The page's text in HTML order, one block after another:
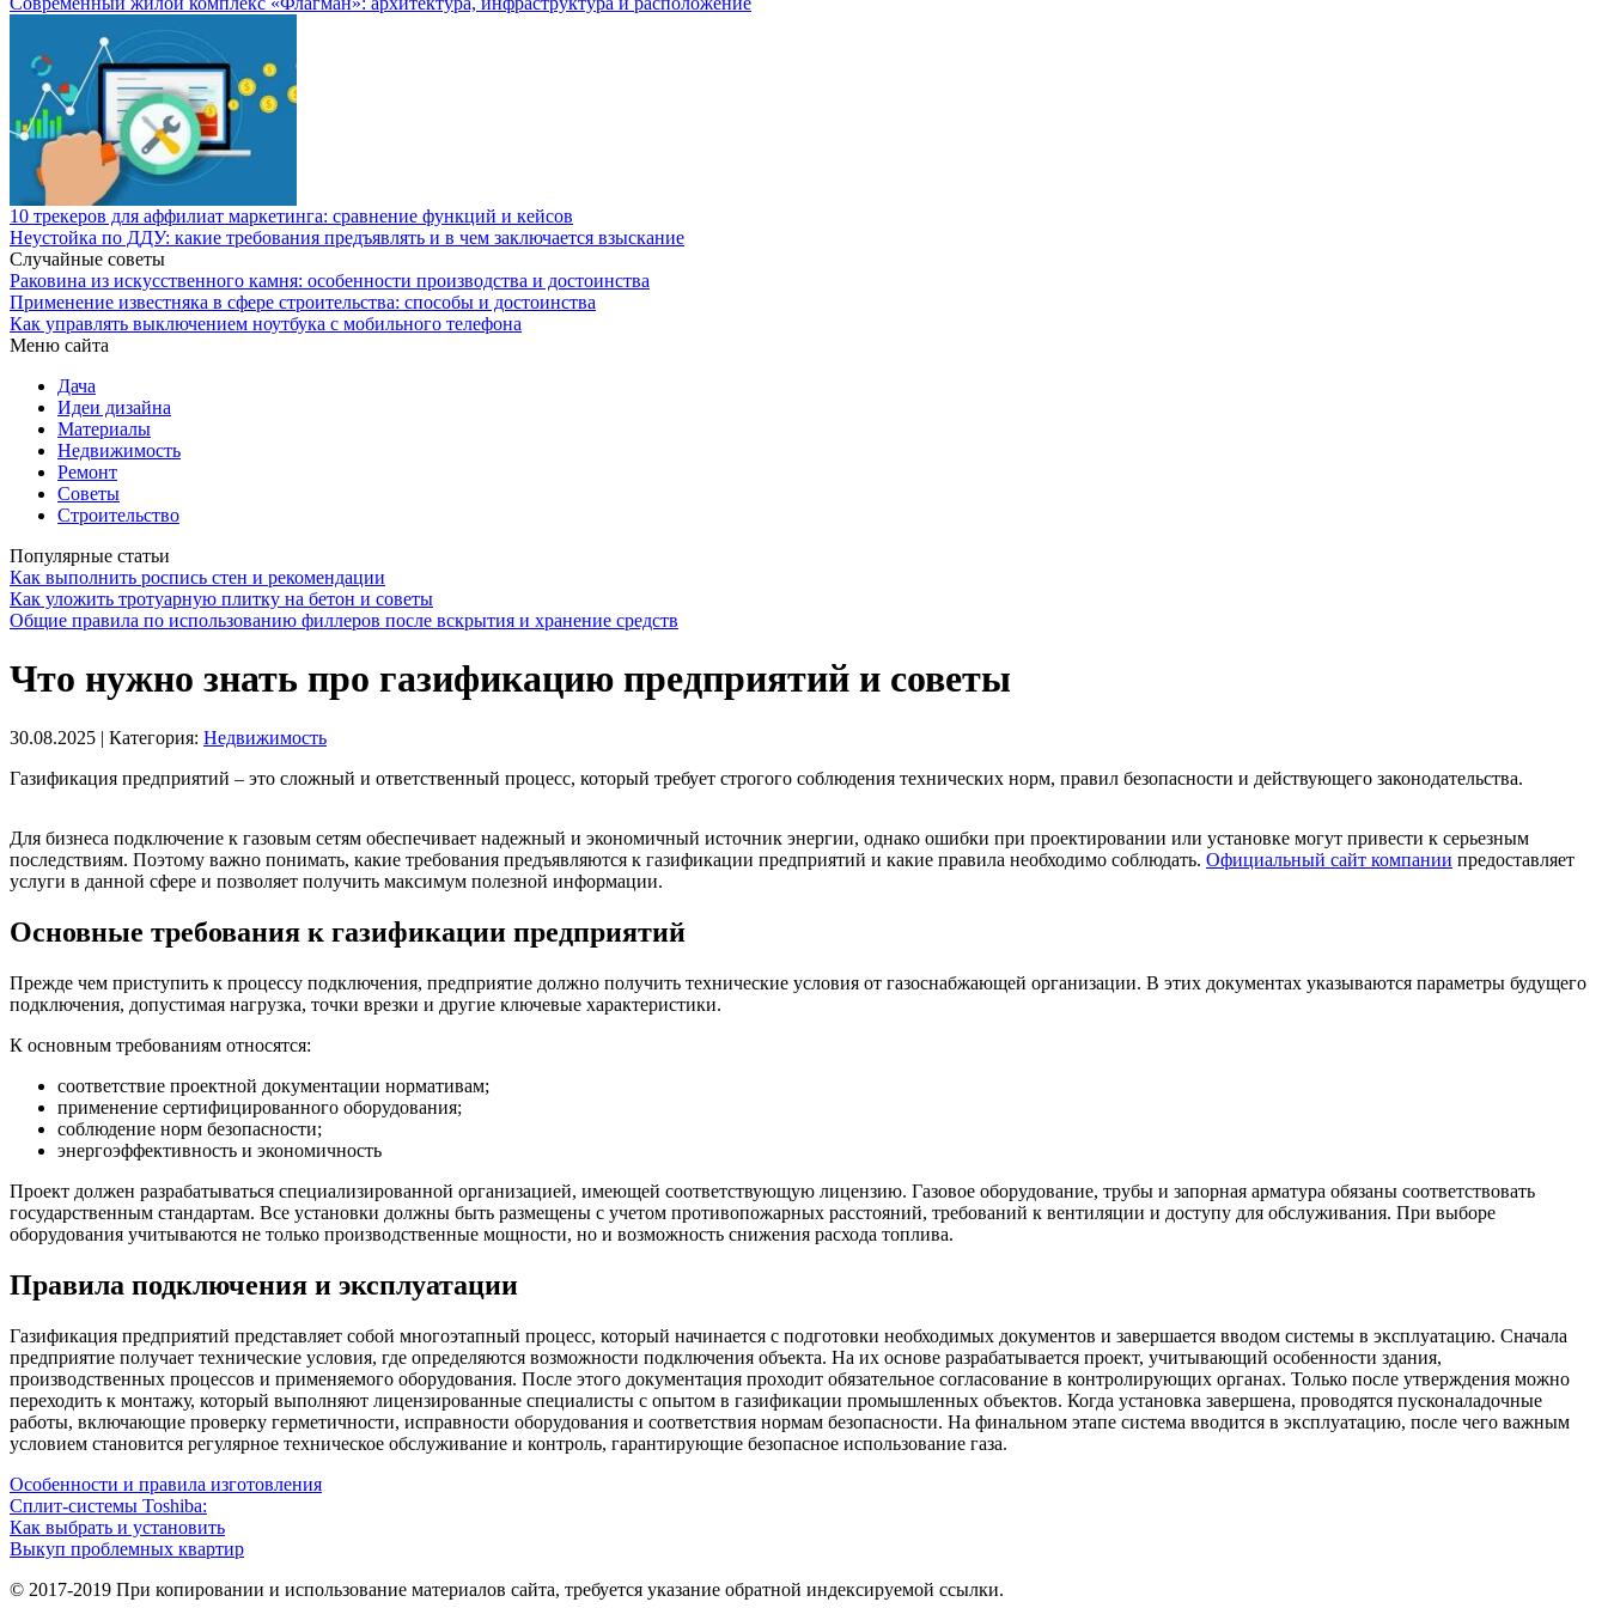
10 трекеров для аффилиат маркетинга: сравнение функций и кейсов
Неустойка по ДДУ: какие требования предъявлять и в чем заключается взыскание
Случайные советы
Раковина из искусственного камня: особенности производства и достоинства
Применение известняка в сфере строительства: способы и достоинства
Как управлять выключением ноутбука с мобильного телефона
Меню сайта
Дача
Идеи дизайна
Материалы
Недвижимость
Ремонт
Советы
Строительство
Популярные статьи
Как выполнить роспись стен и рекомендации
Как уложить тротуарную плитку на бетон и советы
Общие правила по использованию филлеров после вскрытия и хранение средств
Что нужно знать про газификацию предприятий и советы
30.08.2025 | Категория: Недвижимость
Газификация предприятий – это сложный и ответственный процесс, который требует строгого соблюдения технических норм, правил безопасности и действующего законодательства.
Для бизнеса подключение к газовым сетям обеспечивает надежный и экономичный источник энергии, однако ошибки при проектировании или установке могут привести к серьезным
последствиям. Поэтому важно понимать, какие требования предъявляются к газификации предприятий и какие правила необходимо соблюдать. Официальный сайт компании предоставляет
услуги в данной сфере и позволяет получить максимум полезной информации.
Основные требования к газификации предприятий
Прежде чем приступить к процессу подключения, предприятие должно получить технические условия от газоснабжающей организации. В этих документах указываются параметры будущего
подключения, допустимая нагрузка, точки врезки и другие ключевые характеристики.
К основным требованиям относятся:
соответствие проектной документации нормативам;
применение сертифицированного оборудования;
соблюдение норм безопасности;
энергоэффективность и экономичность
Проект должен разрабатываться специализированной организацией, имеющей соответствующую лицензию. Газовое оборудование, трубы и запорная арматура обязаны соответствовать
государственным стандартам. Все установки должны быть размещены с учетом противопожарных расстояний, требований к вентиляции и доступу для обслуживания. При выборе
оборудования учитываются не только производственные мощности, но и возможность снижения расхода топлива.
Правила подключения и эксплуатации
Газификация предприятий представляет собой многоэтапный процесс, который начинается с подготовки необходимых документов и завершается вводом системы в эксплуатацию. Сначала
предприятие получает технические условия, где определяются возможности подключения объекта. На их основе разрабатывается проект, учитывающий особенности здания,
производственных процессов и применяемого оборудования. После этого документация проходит обязательное согласование в контролирующих органах. Только после утверждения можно
переходить к монтажу, который выполняют лицензированные специалисты с опытом в газификации промышленных объектов. Когда установка завершена, проводятся пусконаладочные
работы, включающие проверку герметичности, исправности оборудования и соответствия нормам безопасности. На финальном этапе система вводится в эксплуатацию, после чего важным
условием становится регулярное техническое обслуживание и контроль, гарантирующие безопасное использование газа.
Особенности и правила изготовления
Сплит-системы Toshiba:
Как выбрать и установить
Выкуп проблемных квартир
© 2017-2019 При копировании и использование материалов сайта, требуется указание обратной индексируемой ссылки.